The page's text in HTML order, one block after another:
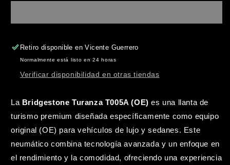
T005A
T005A
Retiro disponible enVicente Guerrero
Normalmente está listo en 24 horas
Verificar disponibilidad en otras tiendas
La Bridgestone Turanza T005A (OE) es una llanta de
turismo premium diseñada específicamente como equipo
original (OE) para vehículos de lujo y sedanes. Este
neumático combina tecnología avanzada y un enfoque en
el rendimiento y la comodidad, ofreciendo una experiencia